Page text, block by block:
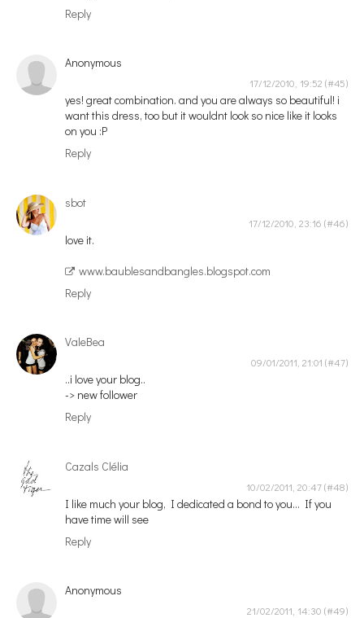
Reply
Anonymous
17/12/2010, 19:52
yes! great combination. and you are always so beautiful! i
want this dress, too but it wouldnt look so nice like it looks
on you :P
Reply
sbot
17/12/2010, 23:16
love it.
www.baublesandbangles.blogspot.com
Reply
ValeBea
09/01/2011, 21:01
..i love your blog..
-> new follower
Reply
Cazals Clélia
10/02/2011, 20:47
I like much your blog, I dedicated a bond to you… If you
have time will see
Reply
Anonymous
21/02/2011, 14:30